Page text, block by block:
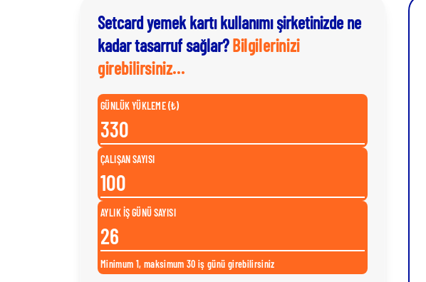
Setcard yemek kartı kullanımı şirketinizde ne
kadar tasarruf sağlar? Bilgilerinizi
girebilirsiniz...
GÜNLÜK YÜKLEME (₺)
ÇALIŞAN SAYISI
AYLIK İŞ GÜNÜ SAYISI
Minimum 1, maksimum 30 iş günü girebilirsiniz